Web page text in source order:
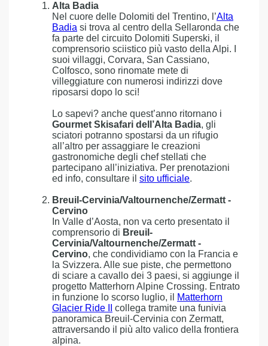
Alta Badia
Nel cuore delle Dolomiti del Trentino, l’Alta
Badia si trova al centro della Sellaronda che
fa parte del circuito Dolomiti Superski, il
comprensorio sciistico più vasto della Alpi. I
suoi villaggi, Corvara, San Cassiano,
Colfosco, sono rinomate mete di
villeggiature con numerosi indirizzi dove
riposarsi dopo lo sci!
Lo sapevi? anche quest’anno ritornano i
Gourmet Skisafari dell’Alta Badia, gli
sciatori potranno spostarsi da un rifugio
all’altro per assaggiare le creazioni
gastronomiche degli chef stellati che
partecipano all’iniziativa. Per prenotazioni
ed info, consultare il sito ufficiale.
Breuil-Cervinia/Valtournenche/Zermatt -
Cervino
In Valle d’Aosta, non va certo presentato il
comprensorio di Breuil-
Cervinia/Valtournenche/Zermatt -
Cervino, che condividiamo con la Francia e
la Svizzera. Alle sue piste, che permettono
di sciare a cavallo dei 3 paesi, si aggiunge il
progetto Matterhorn Alpine Crossing. Entrato
in funzione lo scorso luglio, il
Matterhorn
Glacier Ride II
collega tramite una funivia
panoramica Breuil-Cervinia con Zermatt,
attraversando il più alto valico della frontiera
alpina.